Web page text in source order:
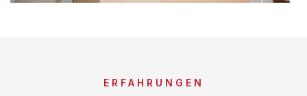
ERFAHRUNGEN